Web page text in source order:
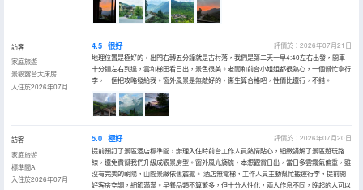
訪客
家庭旅遊
景觀露台大床房
入住於2026年07月
4.5 很好
評價於：2026年07月21日
地理位置是極好的，出門右轉五分鐘就是古村落，我們是第二天一早4:40左右出發，開車
十分鐘左右到達，雲和梯田看日出，景色很美。老闆和前台小姐姐都很熱心，一個幫忙拿行
李，一個把攻略發給我。窗外風景是無敵好的，衞生算合格吧，性價比還行，不錯。
訪客
家庭旅遊
標準間A
入住於2026年07月
5.0 極好
評價於：2026年07月20日
提前預訂了景區酒店標準間，辦理入住時前台工作人員熱情貼心，細緻講解了景區遊玩路
線，還免費幫我們升級成觀景房型。窗外風光旖旎，本想觀賞日出，當日多雲霧氣偏重，雖
沒有完美的朝陽，山間景緻依舊震撼。 酒店無電梯，工作人員主動幫忙搬運行李，提前開
好客房空調，細節滿滿。早餐品類不算繁多，但十分人性化，兩人作息不同，晚起的人可以